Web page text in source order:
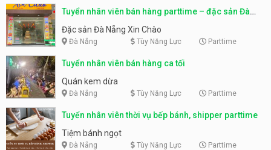
Tuyển nhân viên bán hàng parttime – đặc sản Đà
Nẵng
Đặc sản Đà Nẵng Xin Chào
Đà Nẵng Tùy Năng Lực Parttime
Tuyển nhân viên bán hàng ca tối
Quán kem dừa
Đà Nẵng Tùy Năng Lực Parttime
Tuyển nhân viên thời vụ bếp bánh, shipper parttime
Tiệm bánh ngọt
Đà Nẵng Tùy Năng Lực Parttime